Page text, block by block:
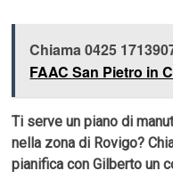
Chiama 0425
FAAC San Pietro in
Ti serve un piano di
nella zona di Rovigo?
pianifica con Gilberto un